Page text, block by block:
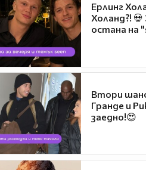
Ерлинг
Холанд?!
остана на
Втори
Гранде и
заедно!😍